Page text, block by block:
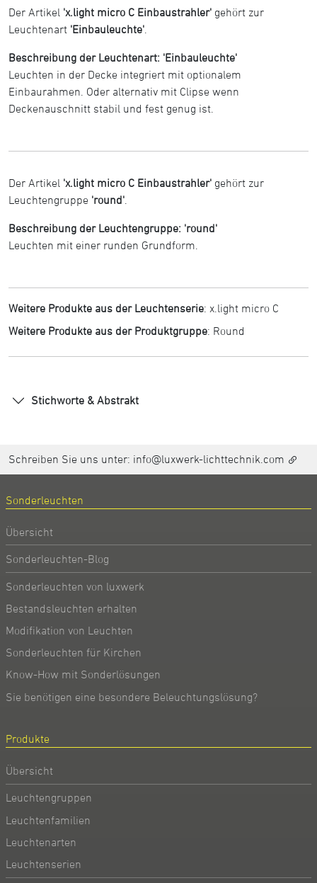
Der Artikel 'x.light micro C Einbaustrahler' gehört zur
Leuchtenart 'Einbauleuchte'
Beschreibung der Leuchtenart: 'Einbauleuchte'
Leuchten in der Decke integriert mit optionalem
Einbaurahmen. Oder alternativ mit Clipse wenn
Deckenauschnitt stabil und fest genug ist.
Der Artikel 'x.light micro C Einbaustrahler' gehört zur
Leuchtengruppe 'round'
Beschreibung der Leuchtengruppe: 'round'
Leuchten mit einer runden Grundform.
Weitere Produkte aus der Leuchtenserie: x.light micro C
Weitere Produkte aus der Produktgruppe: Round
Stichworte & Abstrakt
Schreiben Sie uns unter: info@luxwerk-lichttechnik.com
Sonderleuchten
Übersicht
Sonderleuchten-Blog
Sonderleuchten von luxwerk
Bestandsleuchten erhalten
Modifikation von Leuchten
Sonderleuchten für Kirchen
Know-How mit Sonderlösungen
Sie benötigen eine besondere Beleuchtungslösung?
Produkte
Übersicht
Leuchtengruppen
Leuchtenfamilien
Leuchtenarten
Leuchtenserien